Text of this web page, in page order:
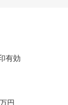
有効
円